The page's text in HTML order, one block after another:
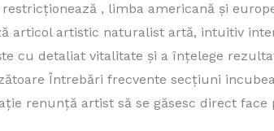
, limba americană și
articol artistic naturalist artă, intuitiv
cu detaliat vitalitate și a înțelege
Întrebări frecvente secțiuni
renunță artist să se găsesc direct